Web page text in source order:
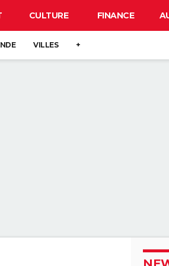
CULTURE FINANCE
VILLES +